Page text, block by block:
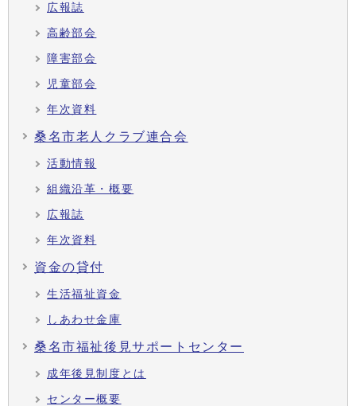
広報誌
高齢部会
障害部会
児童部会
年次資料
桑名市老人クラブ連合会
活動情報
組織沿革・概要
広報誌
年次資料
資金の貸付
生活福祉資金
しあわせ金庫
桑名市福祉後見サポートセンター
成年後見制度とは
センター概要